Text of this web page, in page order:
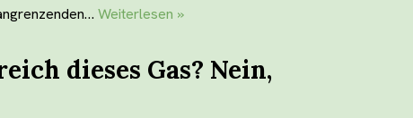
Weiterlesen »
dieses Gas? Nein,